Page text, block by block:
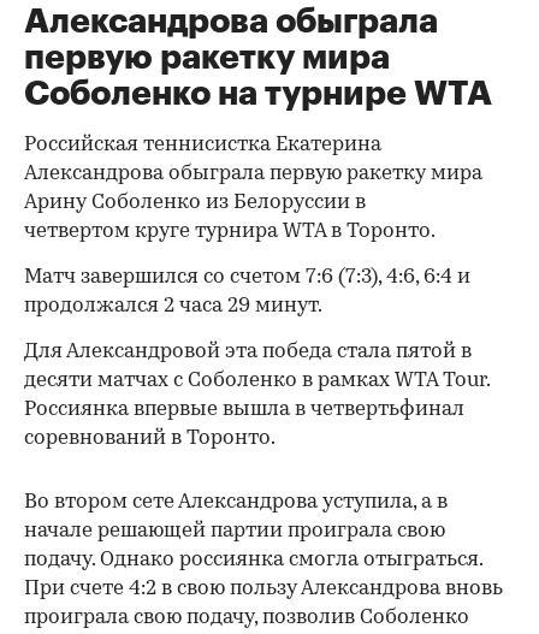
Александрова обыграла
первую ракетку мира
Соболенко на турнире WTA
Российская теннисистка Екатерина
Александрова обыграла первую ракетку мира
Арину Соболенко из Белоруссии в
четвертом круге турнира WTA в Торонто.
Матч завершился со счетом 7:6 (7:3), 4:6, 6:4 и
продолжался 2 часа 29 минут.
Для Александровой эта победа стала пятой в
десяти матчах с Соболенко в рамках WTA Tour.
Россиянка впервые вышла в четвертьфинал
соревнований в Торонто.
Во втором сете Александрова уступила, а в
начале решающей партии проиграла свою
подачу. Однако россиянка смогла отыграться.
При счете 4:2 в свою пользу Александрова вновь
проиграла свою подачу, позволив Соболенко